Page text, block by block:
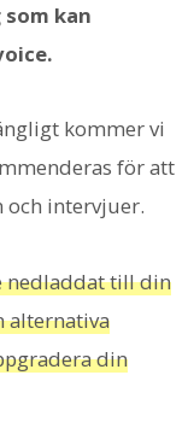
kan
kommer vi
för att
intervjuer.
nedladdat till din
alternativa
din